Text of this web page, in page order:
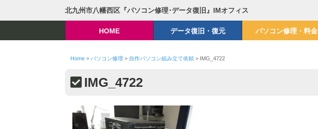
北九州市八幡西区『パソコン修理･データ復旧』IMオフィス
HOME データ復旧・復元 パソコン修理・料金
Home> パソコン修理 > 自作パソコン組み立て依頼> IMG_4722
IMG_4722